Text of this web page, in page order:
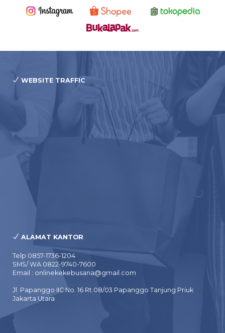
WEBSITE TRAFFIC
ALAMAT KANTOR
Telp 0857-1736-1204
SMS/ WA 0822-9740-7600
Email : onlinekekebusana@gmail.com
Jl. Papanggo IIC No. 16 Rt.08/03 Papanggo Tanjung Priuk
Jakarta Utara